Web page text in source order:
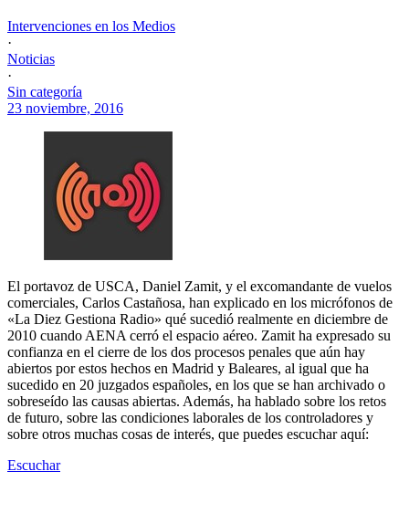
Intervenciones en los Medios
·
Noticias
·
Sin categoría
23 noviembre, 2016
El portavoz de USCA, Daniel Zamit, y el excomandante de vuelos
comerciales, Carlos Castañosa, han explicado en los micrófonos de
«La Diez Gestiona Radio» qué sucedió realmente en diciembre de
2010 cuando AENA cerró el espacio aéreo. Zamit ha expresado su
confianza en el cierre de los dos procesos penales que aún hay
abiertos por estos hechos en Madrid y Baleares, al igual que ha
sucedido en 20 juzgados españoles, en los que se han archivado o
sobreseído las causas abiertas. Además, ha hablado sobre los retos
de futuro, sobre las condiciones laborales de los controladores y
sobre otros muchas cosas de interés, que puedes escuchar aquí:
Escuchar